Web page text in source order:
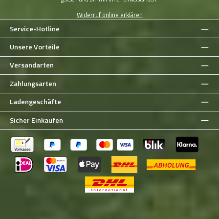
Abenteuern und sorgt für Komfort und Sicherheit. Zudem
digitalen Geschenkgutschein
der eine ideale Lösung für alle ist, die eine flexible
Geschenkoption suchen.
Attraktive Preise und schnelle Lieferung
Bei NOSLA profitieren Sie vonattraktiven Preisenund einem
schnellen Versand. Unsere
nur preiswert, sondern bieten auch ein hervorragendes Preis-
Leistungs-Verhältnis. Egal, ob Sie sich für ein praktisches
Outdoor-Accessoire oder einen Gutschein entscheiden, bei
uns finden Sie die besten Angebote. Vertrauen Sie auf unsere
persönliche Beratung und lassen Sie sich von unserem
Fachwissen überzeugen.
Die
Geschenke unter 50€
sind ideal für verschiedene Anlässe,
sei es ein Geburtstag, ein Jubiläum oder einfach nur als kleine
Aufmerksamkeit. Unsere Auswahl ermöglicht es Ihnen, das
perfekte Geschenk zu finden, das sowohl nützlich als auch
ansprechend ist. Ob für Freunde, Familie oder Kollegen, die
hochwertigen Produkte von NOSLA werden sicherlich gut
Widerruf online erklären
Service-Hotline
Unsere Vorteile
Versandarten
Zahlungsarten
Ladengeschäfte
Sicher Einkaufen